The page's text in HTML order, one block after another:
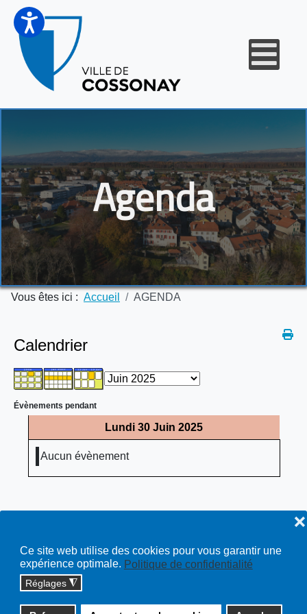
Ce site web utilise des cookies pour vous garantir une
expérience optimale. Politique de confidentialité
Réglages ◮
❌
Agenda
Vous êtes ici : Accueil AGENDA
Calendrier
Évènements pendant
Lundi 30 Juin 2025
Aucun évènement
Copyright © 2026 cossonay.ch - tous droits réservés | site :